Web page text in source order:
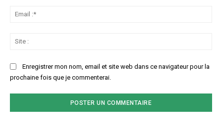
Enregistrer mon nom, email et site web dans ce navigateur pour la
prochaine fois que je commenterai.